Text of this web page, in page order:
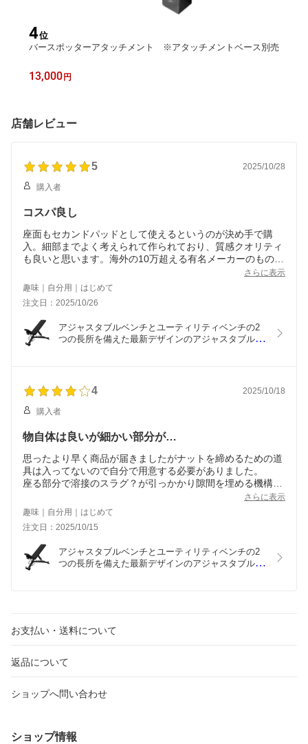
4位
バースポッターアタッチメント ※アタッチメントベース別売
13,000 円
店舗レビュー
5 2025/10/28
購入者
コスパ良し
座面もセカンドパッドとして使えるというのが決め手で購
入。細部までよく考えられて作られており、質感クオリティ
も良いと思います。海外の10万超える有名メーカーのものよ
り、使い勝手は断然よく、使う人のことを良く考えられてる
と思います。GFCさんの器具を多数購入していますが、どれ
も満足のいく商品ばかりです。
さらに表示
趣味｜自分用｜はじめて
注文日：2025/10/26
アジャスタブルベンチとユーティリティベンチの2
つの長所を備えた最新デザインのアジャスタブルベ
4 2025/10/18
購入者
物自体は良いが細かい部分が…
思ったより早く商品が届きましたがナットを締めるための道
具は入ってないので自分で用意する必要がありました。
座る部分で溶接のスラグ？が引っかかり隙間を埋める機構が
連絡したところすぐに対応していただいてパーツ交換しまし
さらに表示
趣味｜自分用｜はじめて
注文日：2025/10/15
アジャスタブルベンチとユーティリティベンチの2
つの長所を備えた最新デザインのアジャスタブルベ
お支払い・送料について
返品について
ショップへ問い合わせ
ショップ情報